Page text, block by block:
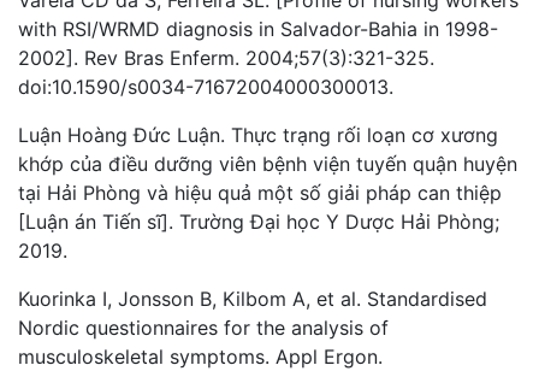
with RSI/WRMD diagnosis in Salvador-Bahia in 1998-
2002]. Rev Bras Enferm. 2004;57(3):321-325.
doi:10.1590/s0034-71672004000300013.
Luận Hoàng Đức Luận. Thực trạng rối loạn cơ xương
khớp của điều dưỡng viên bệnh viện tuyến quận huyện
tại Hải Phòng và hiệu quả một số giải pháp can thiệp
[Luận án Tiến sĩ]. Trường Đại học Y Dược Hải Phòng;
2019.
Kuorinka I, Jonsson B, Kilbom A, et al. Standardised
Nordic questionnaires for the analysis of
musculoskeletal symptoms. Appl Ergon.